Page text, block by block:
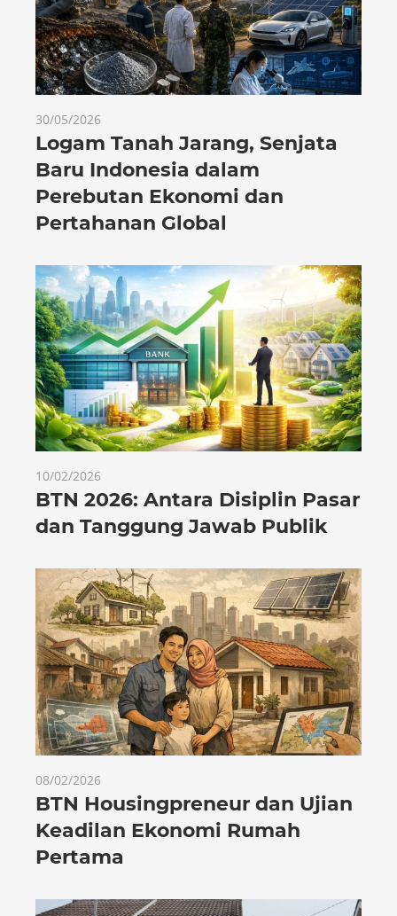
30/05/2026
Logam Tanah Jarang, Senjata
Baru Indonesia dalam
Perebutan Ekonomi dan
Pertahanan Global
10/02/2026
BTN 2026: Antara Disiplin Pasar
dan Tanggung Jawab Publik
08/02/2026
BTN Housingpreneur dan Ujian
Keadilan Ekonomi Rumah
Pertama